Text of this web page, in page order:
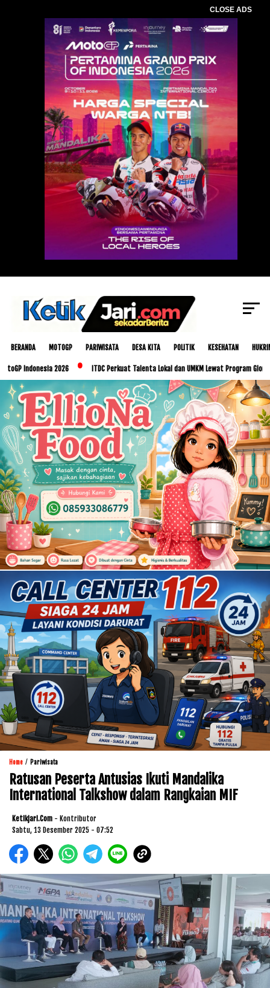
CLOSE ADS
BERANDA MOTOGP PARIWISATA DESA KITA POLITIK KESEHATAN
2026 ITDC Perkuat Talenta Lokal dan UMKM Lewat Program Glorious Golo
Home / Pariwisata
Ratusan Peserta Antusias Ikuti Mandalika
International Talkshow dalam Rangkaian MIF
Ketikjari.com - Kontributor
Sabtu, 13 Desember 2025 - 07:52